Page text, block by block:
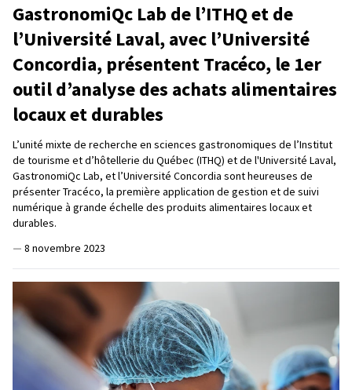
GastronomiQc Lab de l’ITHQ et de
l’Université Laval, avec l’Université
Concordia, présentent Tracéco, le 1er
outil d’analyse des achats alimentaires
locaux et durables
L’unité mixte de recherche en sciences gastronomiques de l’Institut
de tourisme et d’hôtellerie du Québec (ITHQ) et de l'Université Laval,
GastronomiQc Lab, et l’Université Concordia sont heureuses de
présenter Tracéco, la première application de gestion et de suivi
numérique à grande échelle des produits alimentaires locaux et
durables.
— 8 novembre 2023